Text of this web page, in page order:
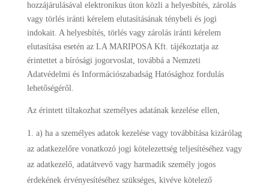
hozzájárulásával elektronikus úton közli a helyesbítés, zárolás
vagy törlés iránti kérelem elutasításának ténybeli és jogi
indokait. A helyesbítés, törlés vagy zárolás iránti kérelem
elutasítása esetén az LA MARIPOSA Kft. tájékoztatja az
érintettet a bírósági jogorvoslat, továbbá a Nemzeti
Adatvédelmi és Információszabadság Hatósághoz fordulás
lehetőségéről.
Az érintett tiltakozhat személyes adatának kezelése ellen,
a) ha a személyes adatok kezelése vagy továbbítása kizárólag
az adatkezelőre vonatkozó jogi kötelezettség teljesítéséhez vagy
az adatkezelő, adatátvevő vagy harmadik személy jogos
érdekének érvényesítéséhez szükséges, kivéve kötelező